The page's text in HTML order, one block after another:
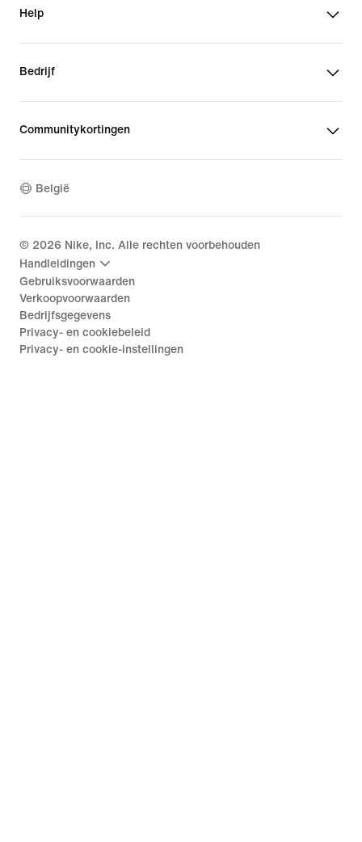
Help
Bedrijf
Communitykortingen
België
© 2026 Nike, Inc. Alle rechten voorbehouden
Handleidingen
Gebruiksvoorwaarden
Verkoopvoorwaarden
Bedrijfsgegevens
Privacy- en cookiebeleid
Privacy- en cookie-instellingen